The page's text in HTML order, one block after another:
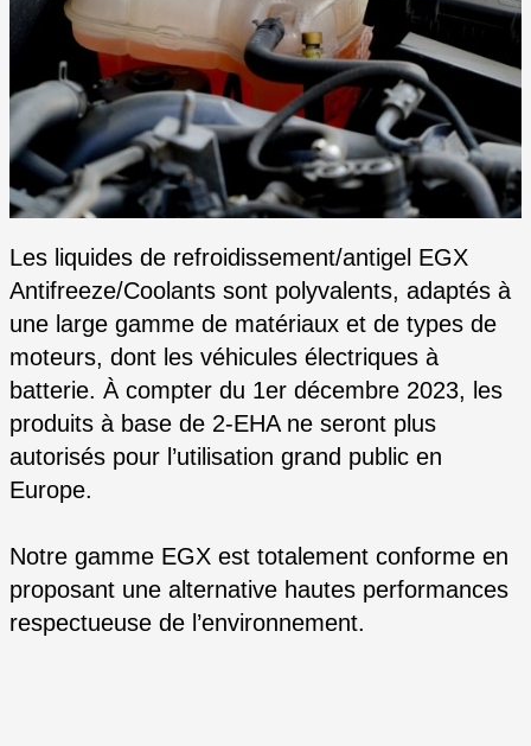
Les liquides de refroidissement/antigel EGX
Antifreeze/Coolants sont polyvalents, adaptés à
une large gamme de matériaux et de types de
moteurs, dont les véhicules électriques à
batterie. À compter du 1er décembre 2023, les
produits à base de 2-EHA ne seront plus
autorisés pour l’utilisation grand public en
Europe.
Notre gamme EGX est totalement conforme en
proposant une alternative hautes performances
respectueuse de l’environnement.